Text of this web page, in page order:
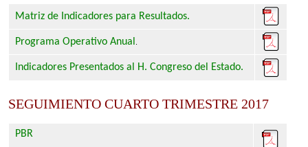
Matriz de Indicadores para Resultados.
Programa Operativo Anual
Indicadores Presentados al H. Congreso del Estado.
SEGUIMIENTO CUARTO TRIMESTRE 2017
PBR